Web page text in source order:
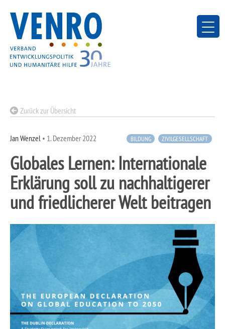
content
Zurück zur Übersicht
BILDUNG ZIVILGESELLSCHAFT
Jan Wenzel • 1. Dezember 2022
Globales Lernen: Internationale
Erklärung soll zu nachhaltigerer
und friedlicherer Welt beitragen